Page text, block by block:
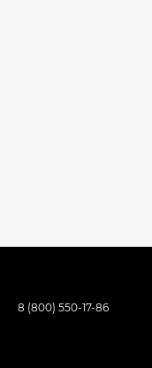
8 (800) 550-17-86